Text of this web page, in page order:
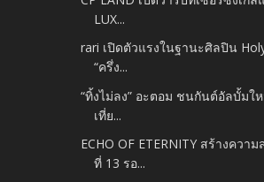
LUX...
rari เปิดตัวแรงในฐานะศิลปิน
“ครึ่ง...
“ทิ้งไม่ลง” อะตอม ชนกันต์อัลบั้มใ
เที่ย...
ECHO OF ETERNITY สร้างควา
ที่ 13 รอ...